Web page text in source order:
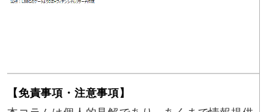
【免責事項・注意事項】